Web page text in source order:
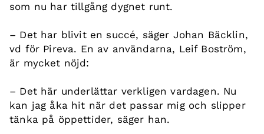
som nu har tillgång dygnet runt.
– Det har blivit en succé, säger Johan Bäcklin,
vd för Pireva. En av användarna, Leif Boström,
är mycket nöjd:
– Det här underlättar verkligen vardagen. Nu
kan jag åka hit när det passar mig och slipper
tänka på öppettider, säger han.